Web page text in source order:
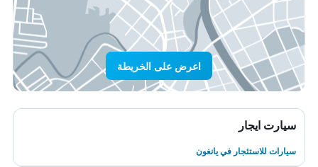
اعرض على الخريطة
سيارت ايجار
سيارات للاستئجار في يانغون